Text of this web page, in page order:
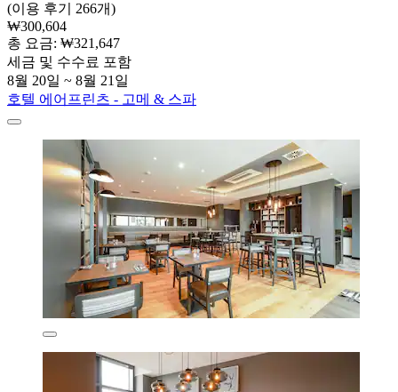
(이용 후기 266개)
₩300,604
총 요금: ₩321,647
세금 및 수수료 포함
8월 20일 ~ 8월 21일
호텔 에어프린츠 - 고메 & 스파